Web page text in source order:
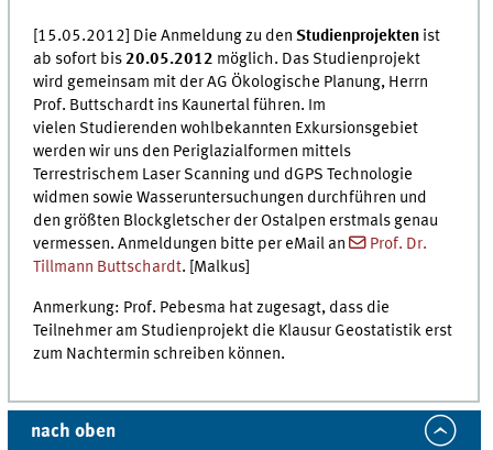
[15.05.2012] Die Anmeldung zu denStudienprojekten ist
ab sofort bis20.05.2012 möglich. Das Studienprojekt
wird gemeinsam mit der AG Ökologische Planung, Herrn
Prof. Buttschardt ins Kaunertal führen. Im
vielen Studierenden wohlbekannten Exkursionsgebiet
werden wir uns den Periglazialformen mittels
Terrestrischem Laser Scanning und dGPS Technologie
widmen sowie Wasseruntersuchungen durchführen und
den größten Blockgletscher der Ostalpen erstmals genau
vermessen. Anmeldungen bitte per eMail an
Prof. Dr.
Tillmann Buttschardt. [Malkus]
Anmerkung: Prof. Pebesma hat zugesagt, dass die
Teilnehmer am Studienprojekt die Klausur Geostatistik erst
zum Nachtermin schreiben können.
nach oben